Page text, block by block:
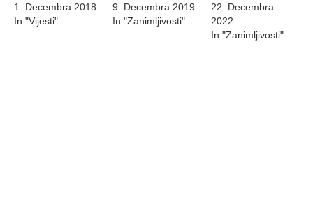
1. Decembra 2018
In "Vijesti"
9. Decembra 2019
In "Zanimljivosti"
22. Decembra
2022
In "Zanimljivosti"